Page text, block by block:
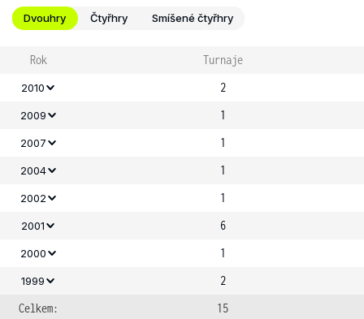
Dvouhry Čtyřhry Smíšené čtyřhry
Rok Turnaje
2010 2
2009 1
2007 1
2004 1
2002 1
2001 6
2000 1
1999
2
Celkem:
15